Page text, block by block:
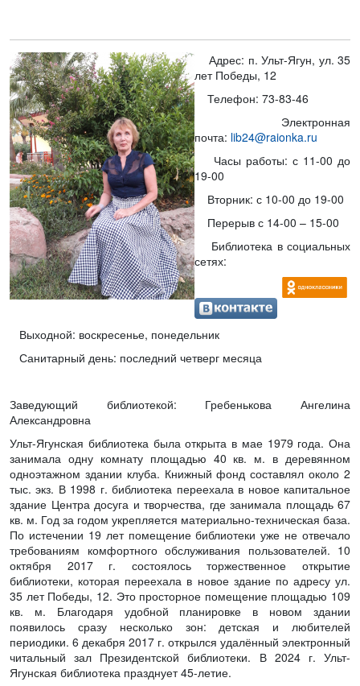
Адрес: п. Ульт-Ягун, ул. 35
лет Победы, 12
Телефон: 73-83-46
Электронная
почта: lib24@raionka.ru
Часы работы: с 11-00 до
19-00
Вторник: с 10-00 до 19-00
Перерыв с 14-00 – 15-00
Библиотека в социальных
сетях:
Выходной: воскресенье, понедельник
Санитарный день: последний четверг месяца
Заведующий библиотекой: Гребенькова Ангелина
Александровна
Ульт-Ягунская библиотека была открыта в мае 1979 года. Она
занимала одну комнату площадью 40 кв. м. в деревянном
одноэтажном здании клуба. Книжный фонд составлял около 2
тыс. экз. В 1998 г. библиотека переехала в новое капитальное
здание Центра досуга и творчества, где занимала площадь 67
кв. м. Год за годом укрепляется материально-техническая база.
По истечении 19 лет помещение библиотеки уже не отвечало
требованиям комфортного обслуживания пользователей. 10
октября 2017 г. состоялось торжественное открытие
библиотеки, которая переехала в новое здание по адресу ул.
35 лет Победы, 12. Это просторное помещение площадью 109
кв. м. Благодаря удобной планировке в новом здании
появилось сразу несколько зон: детская и любителей
периодики. 6 декабря 2017 г. открылся удалённый электронный
читальный зал Президентской библиотеки. В 2024 г. Ульт-
Ягунская библиотека празднует 45-летие.